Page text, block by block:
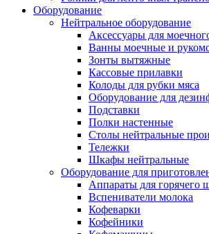
Оборудование
Нейтральное оборудование
Аксессуары для
Ванны моечные и
Зонты вытяжные
Кассовые прилавки
Колоды для рубки мяса
Оборудование для
Подставки
Полки настенные
Столы нейтральные
Тележки
Шкафы нейтральные
Оборудование для
Аппараты для горячего
Вспениватели молока
Кофеварки
Кофейники